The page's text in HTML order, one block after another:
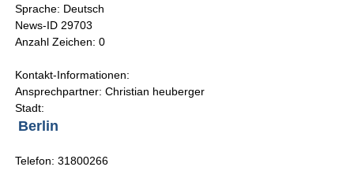
Sprache: Deutsch
News-ID 29703
Anzahl Zeichen: 0
Kontakt-Informationen:
Ansprechpartner: Christian heuberger
Stadt:
Berlin
Telefon: 31800266